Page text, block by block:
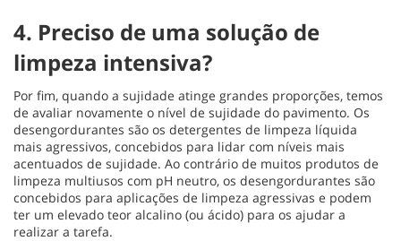
4. Preciso de uma solução de
limpeza intensiva?
Por fim, quando a sujidade atinge grandes proporções, temos
de avaliar novamente o nível de sujidade do pavimento. Os
desengordurantes são os detergentes de limpeza líquida
mais agressivos, concebidos para lidar com níveis mais
acentuados de sujidade. Ao contrário de muitos produtos de
limpeza multiusos com pH neutro, os desengordurantes são
concebidos para aplicações de limpeza agressivas e podem
ter um elevado teor alcalino (ou ácido) para os ajudar a
realizar a tarefa.